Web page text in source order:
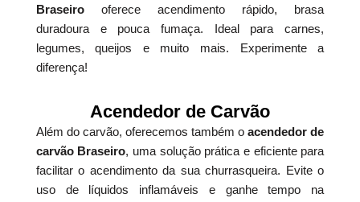
Braseirooferece acendimento rápido, brasa
duradoura e pouca fumaça. Ideal para carnes,
legumes, queijos e muito mais. Experimente a
diferença!
Acendedor de Carvão
Além do carvão, oferecemos também oacendedor de
carvão Braseiro, uma solução prática e eficiente para
facilitar o acendimento da sua churrasqueira. Evite o
uso de líquidos inflamáveis e ganhe tempo na